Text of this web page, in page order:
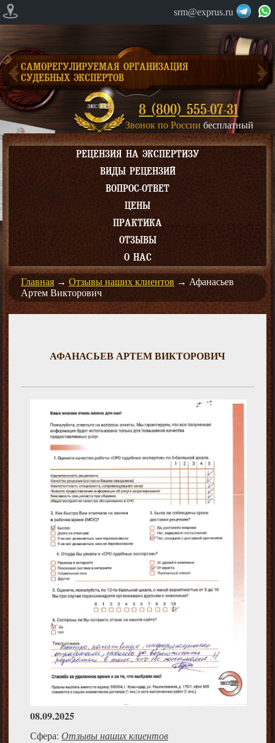
srm@exprus.ru
САМОРЕГУЛИРУЕМАЯ ОРГАНИЗАЦИЯ
СУДЕБНЫХ ЭКСПЕРТОВ
8 (800) 555-07-31
Звонок по России бесплатный
РЕЦЕНЗИЯ НА ЭКСПЕРТИЗУ
ВИДЫ РЕЦЕНЗИЙ
ВОПРОС-ОТВЕТ
ЦЕНЫ
ПРАКТИКА
ОТЗЫВЫ
О НАС
Главная → Отзывы наших клиентов → Афанасьев
Артем Викторович
АФАНАСЬЕВ АРТЕМ ВИКТОРОВИЧ
08.09.2025
Сфера: Отзывы наших клиентов